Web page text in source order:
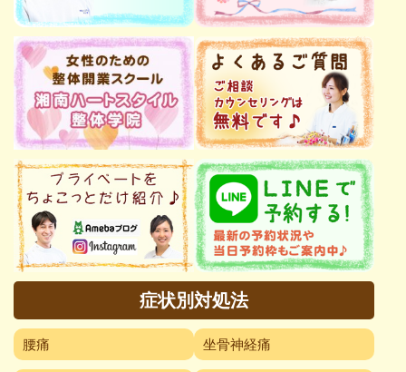
症状別対処法
腰痛 坐骨神経痛